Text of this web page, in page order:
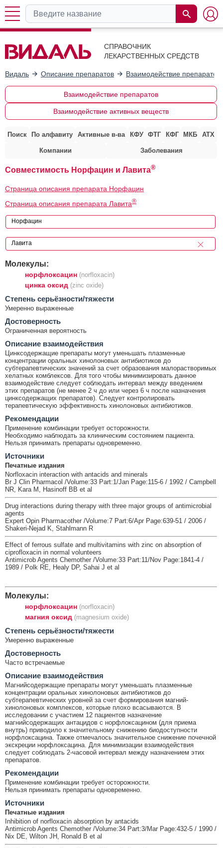
СПРАВОЧНИК
ЛЕКАРСТВЕННЫХ СРЕДСТВ
Видаль Описание препаратов Взаимодействие препаратов
Взаимодействие препаратов
Взаимодействие активных веществ
Поиск По алфавиту Активные в-ва КФУ ФТГ КФГ МКБ АТХ
Компании Заболевания
Совместимость Норфацин и Лавита®
Страница описания препарата Норфацин
Страница описания препарата Лавита®
Молекулы:
норфлоксацин (norfloxacin)
цинка оксид (zinc oxide)
Cтепень серьёзности/тяжести
Умеренно выраженные
Достоверность
Ограниченная вероятность
Описание взаимодействия
Цинксодержащие препараты могут уменьшать плазменные
концентрации оральных хинолоновых антибиотиков до
субтерапевтических значений за счет образования малорастворимых
хелатных комблексов. Для того чтобы минимизировать данное
взаимодействие следует соблюдать интервал между введением
этих препаратов (не менее 2 ч до или через 6 ч после назначения
цинксодержащих препаратов). Следует контролировать
терапевтическую эффективность хинолоновых антибиотиков.
Рекомендации
Применение комбинации требует осторожности.
Необходимо наблюдать за клиническим состоянием пациента.
Нельзя принимать препараты одновременно.
Источники
Печатные издания
Norfloxacin interaction with antacids and minerals
Br J Clin Pharmacol /Volume:33 Part:1/Jan Page:115-6 / 1992 / Campbell
NR, Kara M, Hasinoff BB et al
Drug interactions during therapy with three major groups of antimicrobial
agents
Expert Opin Pharmacother /Volume:7 Part:6/Apr Page:639-51 / 2006 /
Shakeri-Nejad K, Stahlmann R
Effect of ferrous sulfate and multivitamins with zinc on absorption of
ciprofloxacin in normal volunteers
Antimicrob Agents Chemother /Volume:33 Part:11/Nov Page:1841-4 /
1989 / Polk RE, Healy DP, Sahai J et al
Молекулы:
норфлоксацин (norfloxacin)
магния оксид (magnesium oxide)
Cтепень серьёзности/тяжести
Умеренно выраженные
Достоверность
Часто встречаемые
Описание взаимодействия
Магнийсодержащие препараты могут уменьшать плазменные
концентрации оральных хинолоновых антибиотиков до
субтерапевтических уровней за счет формирования магний-
хинолоновых комплексов, которые плохо всасываются. В
исследовании с участием 12 пациентов назначение
магнийсодержащих антацидов с норфлоксацином (для приема
внутрь) приводило к значительному снижению биодоступности
норфлоксацина. Также отмечалось значительное снижение почечной
экскреции норфлоксацина. Для минимизации взаимодействия
следует соблюдать 2-часовой интервал между назначением этих
препаратов.
Рекомендации
Применение комбинации требует осторожности.
Нельзя принимать препараты одновременно.
Источники
Печатные издания
Inhibition of norfloxacin absorption by antacids
Antimicrob Agents Chemother /Volume:34 Part:3/Mar Page:432-5 / 1990 /
Nix DE, Wilton JH, Ronald B et al